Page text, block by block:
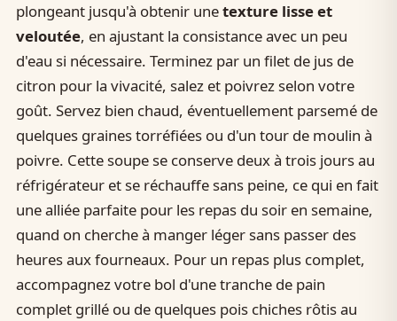
plongeant jusqu'à obtenir unetexture lisse et
veloutée, en ajustant la consistance avec un peu
d'eau si nécessaire. Terminez par un filet de jus de
citron pour la vivacité, salez et poivrez selon votre
goût. Servez bien chaud, éventuellement parsemé de
quelques graines torréfiées ou d'un tour de moulin à
poivre. Cette soupe se conserve deux à trois jours au
réfrigérateur et se réchauffe sans peine, ce qui en fait
une alliée parfaite pour les repas du soir en semaine,
quand on cherche à manger léger sans passer des
heures aux fourneaux. Pour un repas plus complet,
accompagnez votre bol d'une tranche de pain
complet grillé ou de quelques pois chiches rôtis au